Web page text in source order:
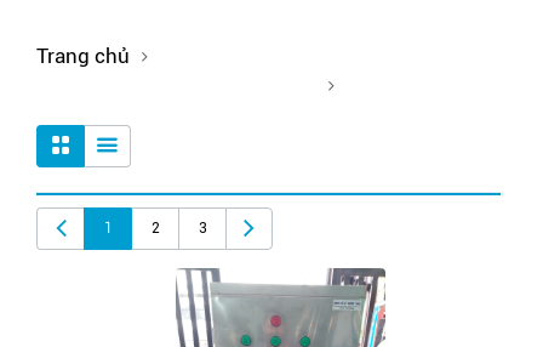
Trang chủ
1 2 3